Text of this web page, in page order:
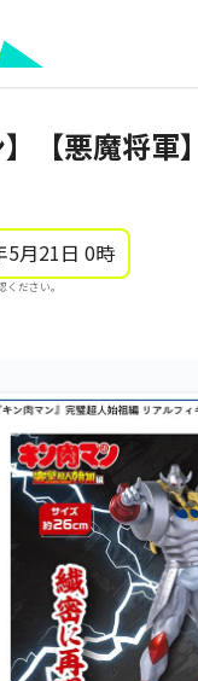
】【悪魔将
5月21日 0時
ださい。